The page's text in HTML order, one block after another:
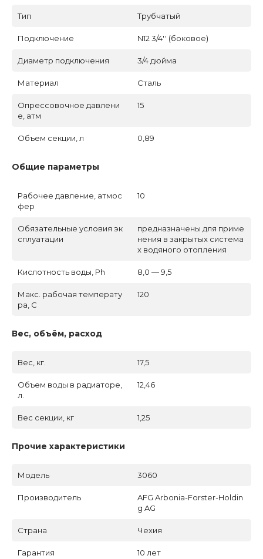
Тип Трубчатый
Подключение N12 3/4'' (боковое)
Диаметр подключения 3/4 дюйма
Материал Сталь
Опрессовочное давлени
е, атм
15
Объем секции, л 0,89
Общие параметры
Рабочее давление, атмос
фер
10
Обязательные условия эк
сплуатации
предназначены для приме
нения в закрытых система
х водяного отопления
Кислотность воды, Ph 8,0 — 9,5
Макс. рабочая температу
ра, C
120
Вес, объём, расход
Вес, кг. 17,5
Объем воды в радиаторе,
л.
12,46
Вес секции, кг 1,25
Прочие характеристики
Модель 3060
Производитель
AFG Arbonia-Forster-Holdin
g AG
Страна Чехия
Гарантия 10 лет